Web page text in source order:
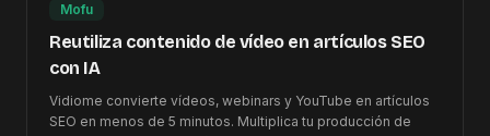
Mofu
Reutiliza contenido de vídeo en artículos SEO
con IA
Vidiome convierte vídeos, webinars y YouTube en artículos
SEO en menos de 5 minutos. Multiplica tu producción de